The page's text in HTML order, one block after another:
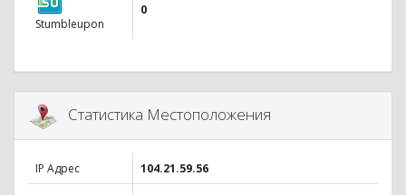
Stumbleupon
0
Статистика Местоположения
IP Адрес 104.21.59.56